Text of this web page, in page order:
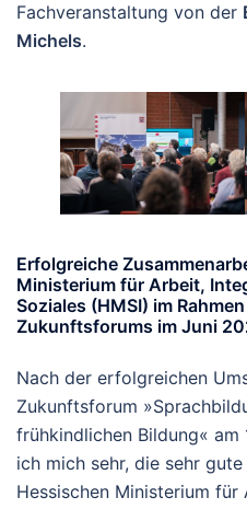
Fachveranstaltung von der
Michels.
Erfolgreiche
Ministerium für Arbeit,
Soziales (HMSI) im
Zukunftsforums im Juni
Nach der erfolgreichen
Zukunftsforum
frühkindlichen Bildung« am
ich mich sehr, die sehr
Hessischen Ministerium